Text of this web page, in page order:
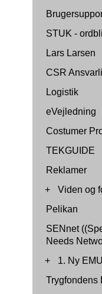
STUK -
Lars Larsen
CSR
Logistik
eVejledning
Costumer
TEKGUIDE
Reklamer
+
Viden og
Pelikan
SENnet
Needs
+
1. Ny
Trygfondens